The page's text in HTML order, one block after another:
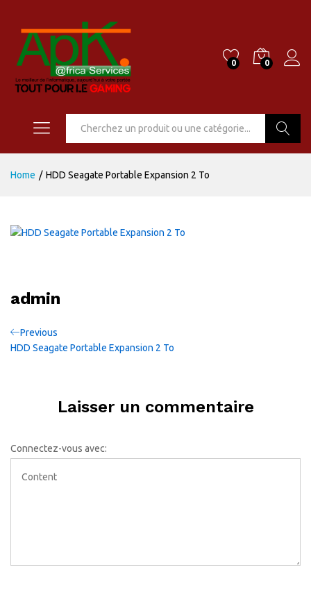
0 0
Home / HDD Seagate Portable Expansion 2 To
admin
Navigation
Previous
Post
Previous
HDD Seagate Portable Expansion 2 To
Laisser un commentaire
Connectez-vous avec: